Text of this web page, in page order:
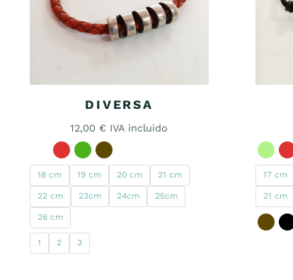
DIVERSA
12,00 € IVA incluido
18 cm 19 cm 20 cm 21 cm
22 cm 23cm 24cm 25cm
26 cm
1 2 3
17 cm
21 cm